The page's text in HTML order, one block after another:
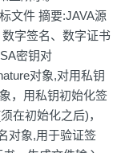
文件 摘要:JAVA源
字签名、数字证书
密钥对
对象,对用私钥
，用私钥初始化签
在初始化之后)，
对象,用于验证签